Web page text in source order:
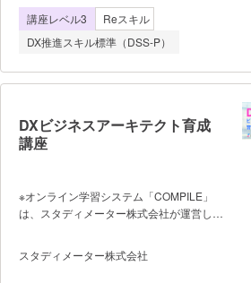
析を行い、その結果を適切に評価・分析す
る • 物理的なデバイスを通じてデータ
を取得し、データの処理・解析結果から、
新規事業の創出やスマートファクトリーの
変革・改善につながる知見を生み出す
師を含むグループディスカッションで、品
質、機能向上のレビューを行い、スマート
ファクトリーの変革・改善につながるデー
ンス領域の新技術を取り入れ検証するため
のソフトウェアの機能の実装する など
の制作実習を行うことで、顧客が抱える問
けることができます 講座の流れと
講座レベル3
Reスキル
DX推進スキル標準（DSS-P）
DXビジネスアーキテクト育成
講座
※オンライン学習システム「COMPILE」
は、スタディメーター株式会社が運営して
（DSS）」で定義される人材類型の一つで
ある「ビジネスアーキテクト」の要件を網
スタディメーター株式会社